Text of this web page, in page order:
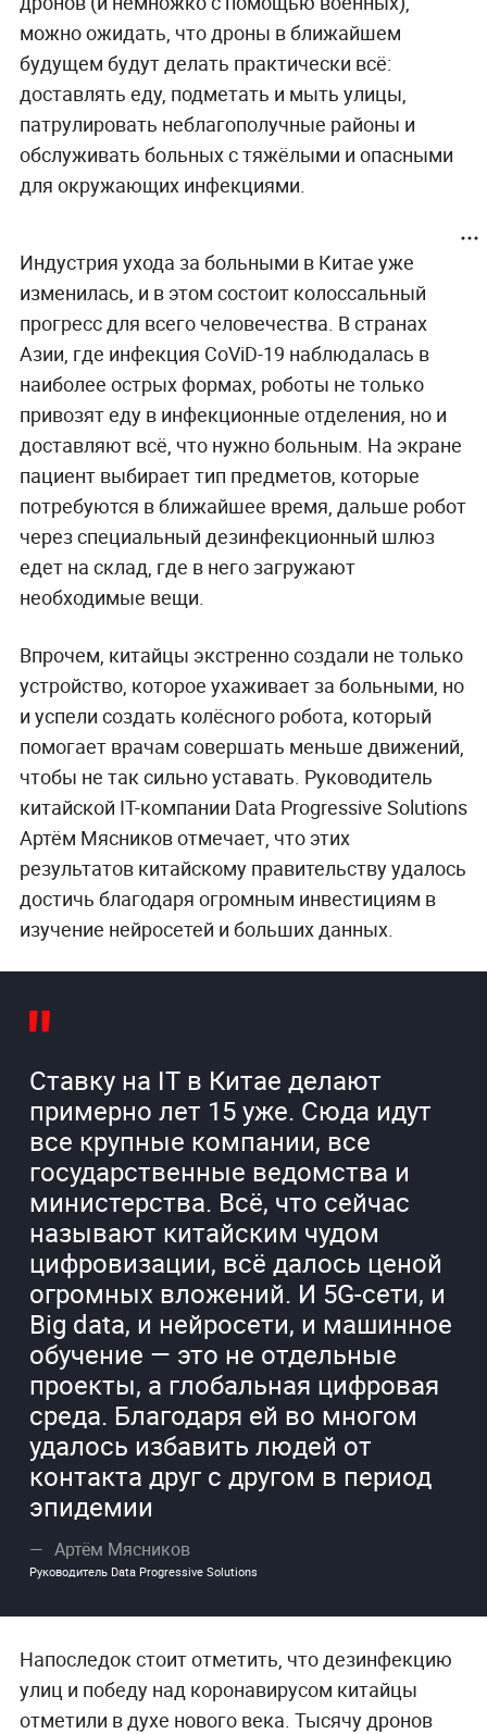
можно ожидать, что дроны в ближайшем
будущем будут делать практически всё:
доставлять еду, подметать и мыть улицы,
патрулировать неблагополучные районы и
обслуживать больных с тяжёлыми и опасными
для окружающих инфекциями.
Индустрия ухода за больными в Китае уже
изменилась, и в этом состоит колоссальный
прогресс для всего человечества. В странах
Азии, где инфекция CoViD-19 наблюдалась в
наиболее острых формах, роботы не только
привозят еду в инфекционные отделения, но и
доставляют всё, что нужно больным. На экране
пациент выбирает тип предметов, которые
потребуются в ближайшее время, дальше робот
через специальный дезинфекционный шлюз
едет на склад, где в него загружают
необходимые вещи.
Впрочем, китайцы экстренно создали не только
устройство, которое ухаживает за больными, но
и успели создать колёсного робота, который
помогает врачам совершать меньше движений,
чтобы не так сильно уставать. Руководитель
китайской IT-компании Data Progressive Solutions
Артём Мясников отмечает, что этих
результатов китайскому правительству удалось
достичь благодаря огромным инвестициям в
изучение нейросетей и больших данных.
Ставку на IT в Китае делают
примерно лет 15 уже. Сюда идут
все крупные компании, все
государственные ведомства и
министерства. Всё, что сейчас
называют китайским чудом
цифровизации, всё далось ценой
огромных вложений. И 5G-сети, и
Big data, и нейросети, и машинное
обучение — это не отдельные
проекты, а глобальная цифровая
среда. Благодаря ей во многом
удалось избавить людей от
контакта друг с другом в период
эпидемии
Артём Мясников
Руководитель Data Progressive Solutions
Напоследок стоит отметить, что дезинфекцию
улиц и победу над коронавирусом китайцы
отметили в духе нового века. Тысячу дронов